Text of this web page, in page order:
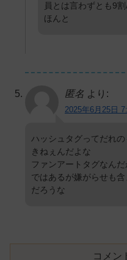
員とは言わずとも9
ほんと
匿名 より:
2025年6月25日
ハッシュタグってだれ
きねぇんだよな
ファンアートタグなん
ではあるが嫌がらせも
だろうな
コメン